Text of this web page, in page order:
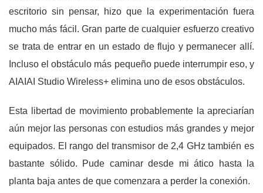
escritorio sin pensar, hizo que la experimentación fuera
mucho más fácil. Gran parte de cualquier esfuerzo creativo
se trata de entrar en un estado de flujo y permanecer allí.
Incluso el obstáculo más pequeño puede interrumpir eso, y
AIAIAI Studio Wireless+ elimina uno de esos obstáculos.
Esta libertad de movimiento probablemente la apreciarían
aún mejor las personas con estudios más grandes y mejor
equipados. El rango del transmisor de 2,4 GHz también es
bastante sólido. Pude caminar desde mi ático hasta la
planta baja antes de que comenzara a perder la conexión.